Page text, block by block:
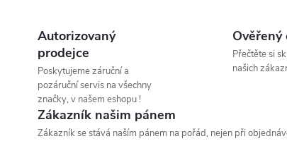
Autorizovaný
prodejce
Poskytujeme záruční a
pozáruční servis na všechny
značky, v našem eshopu !
Ověřený
Přečtěte si
našich
Zákazník našim pánem
Zákazník se stává naším pánem na pořád, nejen při